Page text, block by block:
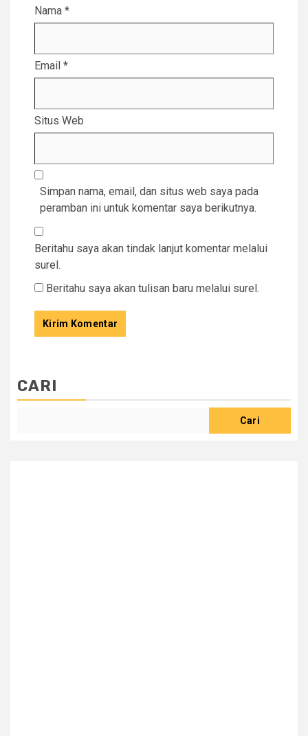
Nama *
Email *
Situs Web
Simpan nama, email, dan situs web saya pada
peramban ini untuk komentar saya berikutnya.
Beritahu saya akan tindak lanjut komentar melalui
surel.
Beritahu saya akan tulisan baru melalui surel.
CARI
Cari